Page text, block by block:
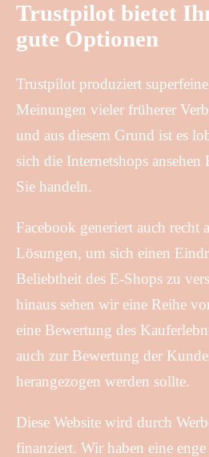
Trustpilot bietet
gute Optionen
Trustpilot produziert
Meinungen vieler früherer
und aus diesem Grund ist es
sich die Internetshops
Sie handeln.
Facebook generiert auch recht
Lösungen, um sich einen
Beliebtheit des E-Shops zu
hinaus sehen wir eine Reihe
eine Bewertung des
auch zur Bewertung der
herangezogen werden sollte.
Diese Website wird durch
finanziert. Wir haben eine